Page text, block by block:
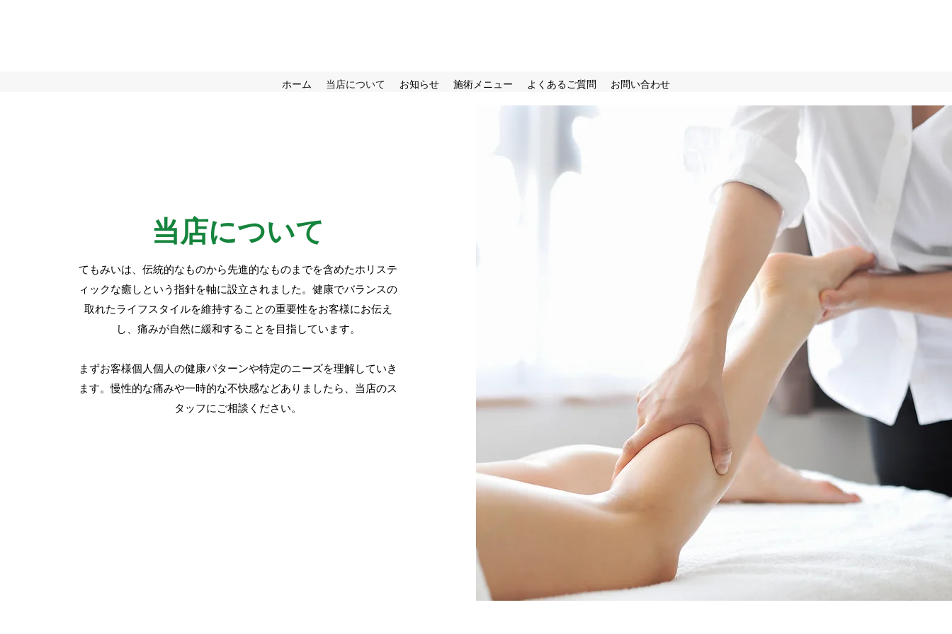
ホーム 当店について お知らせ 施術メニュー よくあるご質問 お問い合わせ
当店について
てもみいは、伝統的なものから先進的なものまでを含めたホリステ
ィックな癒しという指針を軸に設立されました。健康でバランスの
取れたライフスタイルを維持することの重要性をお客様にお伝え
し、痛みが自然に緩和することを目指しています。
まずお客様個人個人の健康パターンや特定のニーズを理解していき
ます。慢性的な痛みや一時的な不快感などありましたら、当店のス
タッフにご相談ください。